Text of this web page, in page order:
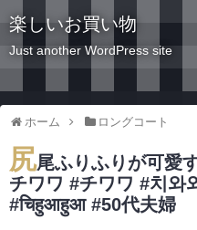
楽しいお買い物
Just another WordPress site
ホーム ロングコート
尻尾ふりふりが可愛
チワワ #チワワ #치
#चिहुआहुआ #50代夫婦